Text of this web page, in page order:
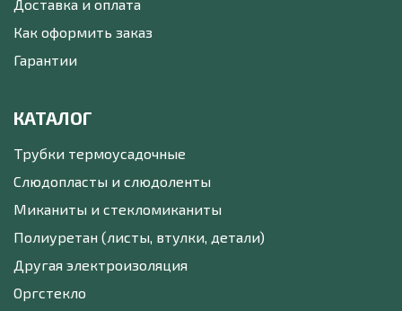
Доставка и оплата
Как оформить заказ
Гарантии
КАТАЛОГ
Трубки термоусадочные
Слюдопласты и слюдоленты
Миканиты и стекломиканиты
Полиуретан (листы, втулки, детали)
Другая электроизоляция
Оргстекло